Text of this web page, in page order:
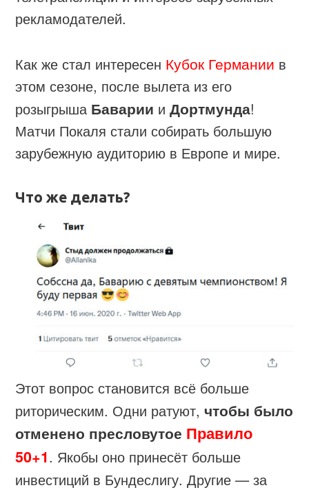
рекламодателей.
Как же стал интересен Кубок Германии в
этом сезоне, после вылета из его
розыгрыша Баварии иДортмунда!
Матчи Покаля стали собирать большую
зарубежную аудиторию в Европе и мире.
Что же делать?
Этот вопрос становится всё больше
риторическим. Одни ратуют,чтобы было
отменено пресловутое Правило
50+1. Якобы оно принесёт больше
инвестиций в Бундеслигу. Другие — за